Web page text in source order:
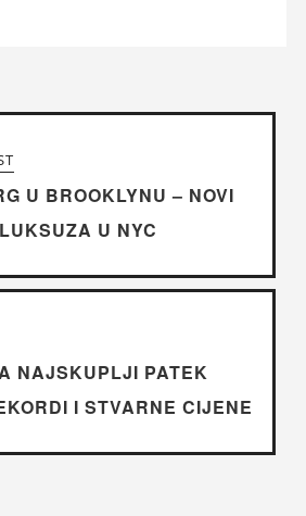
U BROOKLYNU – NOVI
U NYC
NAJSKUPLJI PATEK
I STVARNE CIJENE